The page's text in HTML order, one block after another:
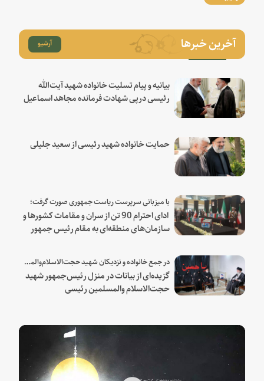
آخرین خبرها آرشیو
بیانیه و پیام تسلیت خانواده شهید آیت‌الله
رئیسی درپی شهادت فرمانده مجاهد اسماعیل
حمایت خانواده شهید رئیسی از سعید جلیلی
با میزبانی سرپرست ریاست جمهوری صورت گرفت؛
ادای احترام 90 تن از سران و مقامات کشورها و
سازمان‌های منطقه‌ای به مقام رئیس جمهور
در جمع خانواده و نزدیکان شهید حجت‌الاسلام‌والمسلمین رئیسی:
گزیده‌ای از بیانات در منزل رئیس‌جمهور شهید
حجت‌الاسلام والمسلمین رئیسی